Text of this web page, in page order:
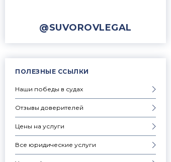
@SUVOROVLEGAL
ПОЛЕЗНЫЕ ССЫЛКИ
Наши победы в судах
Отзывы доверителей
Цены на услуги
Все юридические услуги